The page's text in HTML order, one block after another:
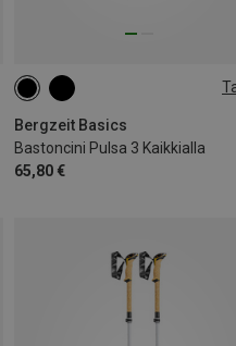
Bergzeit Basics
Bastoncini Pulsa 3 Kaikkialla
65,80 €
105-135CM